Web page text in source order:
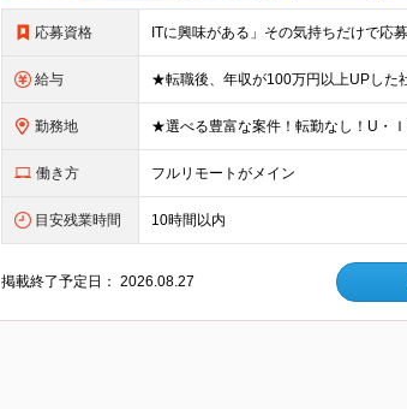
応募資格
給与
勤務地
働き方 フルリモートがメイン
目安残業時間 10時間以内
掲載終了予定日：2026.08.27